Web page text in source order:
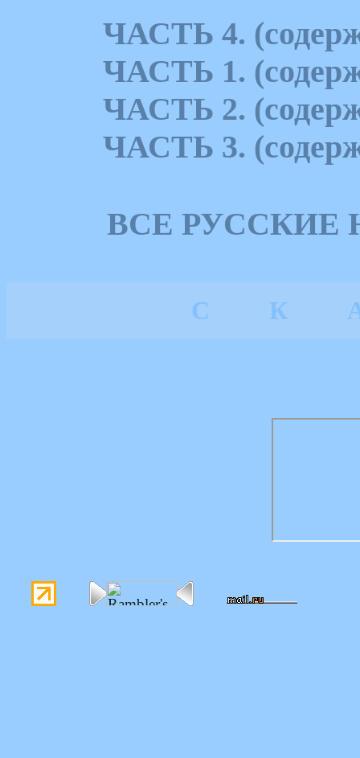
ЧАСТЬ 4.
ЧАСТЬ 1.
ЧАСТЬ 2.
ЧАСТЬ 3.
ВСЕ РУССКИЕ
С К